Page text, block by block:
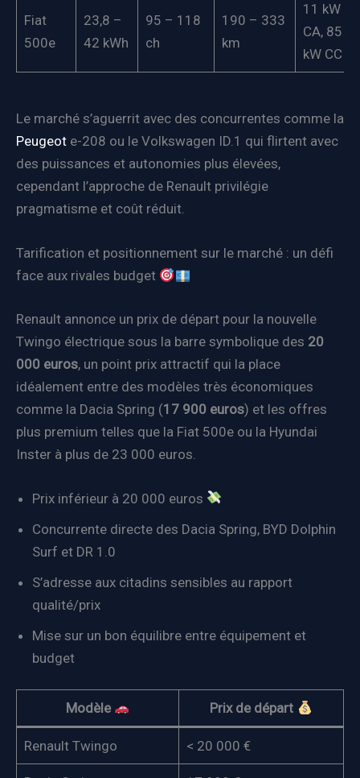
Fiat
500e
23,8 –
42 kWh
95 – 118
ch
190 – 333
km
11 kW
CA, 85
kW CC
Le marché s’aguerrit avec des concurrentes comme la
Peugeot e-208 ou le Volkswagen ID.1 qui flirtent avec
des puissances et autonomies plus élevées,
cependant l’approche de Renault privilégie
pragmatisme et coût réduit.
Tarification et positionnement sur le marché : un défi
face aux rivales budget
Renault annonce un prix de départ pour la nouvelle
Twingo électrique sous la barre symbolique des 20
000 euros, un point prix attractif qui la place
idéalement entre des modèles très économiques
comme la Dacia Spring (17 900 euros) et les offres
plus premium telles que la Fiat 500e ou la Hyundai
Inster à plus de 23 000 euros.
Prix inférieur à 20 000 euros
Concurrente directe des Dacia Spring, BYD Dolphin
Surf et DR 1.0
S’adresse aux citadins sensibles au rapport
qualité/prix
Mise sur un bon équilibre entre équipement et
budget
Modèle Prix de départ
Renault Twingo < 20 000 €